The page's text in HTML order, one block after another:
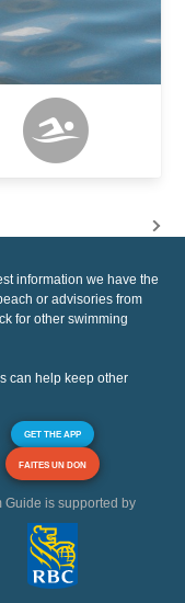
information we have the
or advisories from
for other swimming
can help keep other
GET THE APP
FAITES UN DON
Guide is supported by